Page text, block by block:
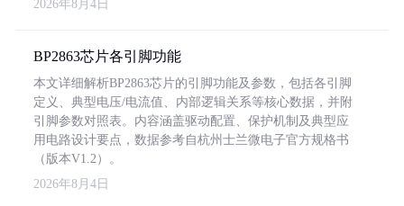
2026年8月4日
BP2863芯片各引脚功能
本文详细解析BP2863芯片的引脚功能及参数，包括各引脚
定义、典型电压/电流值、内部逻辑关系等核心数据，并附
引脚参数对照表。内容涵盖驱动配置、保护机制及典型应
用电路设计要点，数据参考自杭州士兰微电子官方规格书
（版本V1.2）。
2026年8月4日